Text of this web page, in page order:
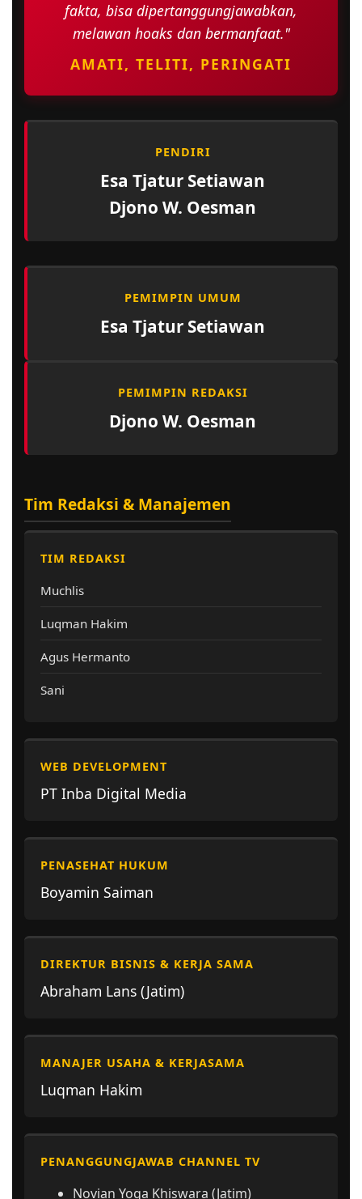
fakta, bisa dipertanggungjawabkan,
melawan hoaks dan bermanfaat."
AMATI, TELITI, PERINGATI
PENDIRI
Esa Tjatur Setiawan
Djono W. Oesman
PEMIMPIN UMUM
Esa Tjatur Setiawan
PEMIMPIN REDAKSI
Djono W. Oesman
Tim Redaksi & Manajemen
TIM REDAKSI
Muchlis
Luqman Hakim
Agus Hermanto
Sani
WEB DEVELOPMENT
PT Inba Digital Media
PENASEHAT HUKUM
Boyamin Saiman
DIREKTUR BISNIS & KERJA SAMA
Abraham Lans (Jatim)
MANAJER USAHA & KERJASAMA
Luqman Hakim
PENANGGUNGJAWAB CHANNEL TV
Novian Yoga Khiswara (Jatim)